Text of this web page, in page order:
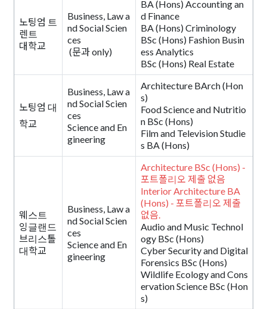
노팅엄 트
렌트
대학교
Business, Law a
nd Social Scien
ces
(문과 only)
BA (Hons) Accounting an
d Finance
BA (Hons) Criminology
BSc (Hons) Fashion Busin
ess Analytics
BSc (Hons) Real Estate
노팅엄 대
학교
Business, Law a
nd Social Scien
ces
Science and En
gineering
Architecture BArch (Hon
s)
Food Science and Nutritio
n BSc (Hons)
Film and Television Studie
s BA (Hons)
웨스트
잉글랜드
브리스톨
대학교
Business, Law a
nd Social Scien
ces
Science and En
gineering
Architecture BSc (Hons) -
포트폴리오 제출 없음
Interior Architecture BA
(Hons) - 포트폴리오 제출
없음.
Audio and Music Technol
ogy BSc (Hons)
Cyber Security and Digital
Forensics BSc (Hons)
Wildlife Ecology and Cons
ervation Science BSc (Hon
s)